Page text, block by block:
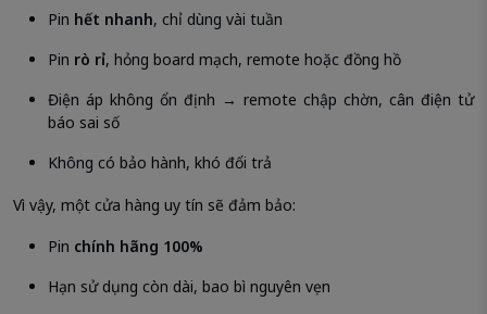
Pin hết nhanh, chỉ dùng vài tuần
Pin rò rỉ, hỏng board mạch, remote hoặc đồng hồ
Điện áp không ổn định → remote chập chờn, cân điện tử
báo sai số
Không có bảo hành, khó đổi trả
Vì vậy, một cửa hàng uy tín sẽ đảm bảo:
Pin chính hãng 100%
Hạn sử dụng còn dài, bao bì nguyên vẹn